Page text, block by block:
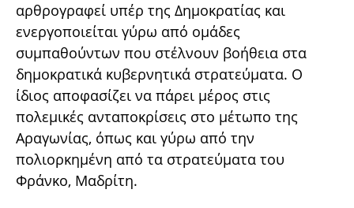
αρθρογραφεί υπέρ της Δημοκρατίας και
ενεργοποιείται γύρω από ομάδες
συμπαθούντων που στέλνουν βοήθεια στα
δημοκρατικά κυβερνητικά στρατεύματα. Ο
ίδιος αποφασίζει να πάρει μέρος στις
πολεμικές ανταποκρίσεις στο μέτωπο της
Αραγωνίας, όπως και γύρω από την
πολιορκημένη από τα στρατεύματα του
Φράνκο, Μαδρίτη.